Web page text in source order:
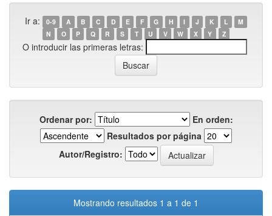
Ir a: 0-9 A B C D E F G H I J K L
M
N
O P Q R S T U V W X Y Z
O introducir las primeras letras:
Ordenar por:
En orden:
Resultados por página
Autor/Registro:
Mostrando resultados 1 a 1 de 1